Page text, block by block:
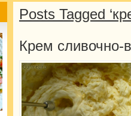
Posts Tagged
Крем сливочно-